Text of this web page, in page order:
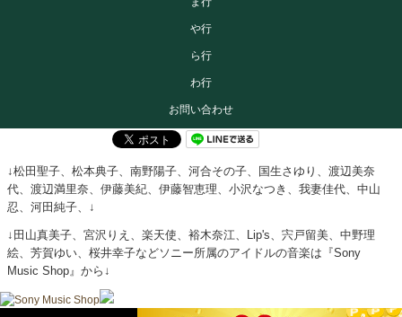
や行
ら行
わ行
お問い合わせ
↓松田聖子、松本典子、南野陽子、河合その子、国生さゆり、渡辺美奈
代、渡辺満里奈、伊藤美紀、伊藤智恵理、小沢なつき、我妻佳代、中山
忍、河田純子、↓
↓田山真美子、宮沢りえ、楽天使、裕木奈江、Lip's、宍戸留美、中野理
絵、芳賀ゆい、桜井幸子などソニー所属のアイドルの音楽は『Sony
Music Shop』から↓